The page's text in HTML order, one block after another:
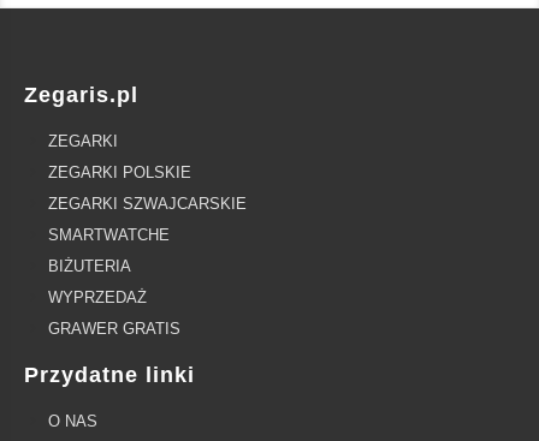
Zegaris.pl
ZEGARKI
ZEGARKI POLSKIE
ZEGARKI SZWAJCARSKIE
SMARTWATCHE
BIŻUTERIA
WYPRZEDAŻ
GRAWER GRATIS
Przydatne linki
O NAS